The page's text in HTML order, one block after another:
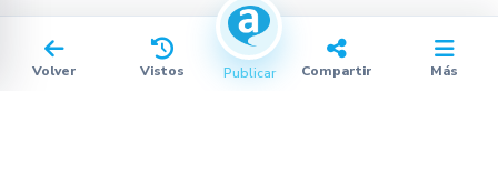
Volver Vistos Publicar Compartir Más